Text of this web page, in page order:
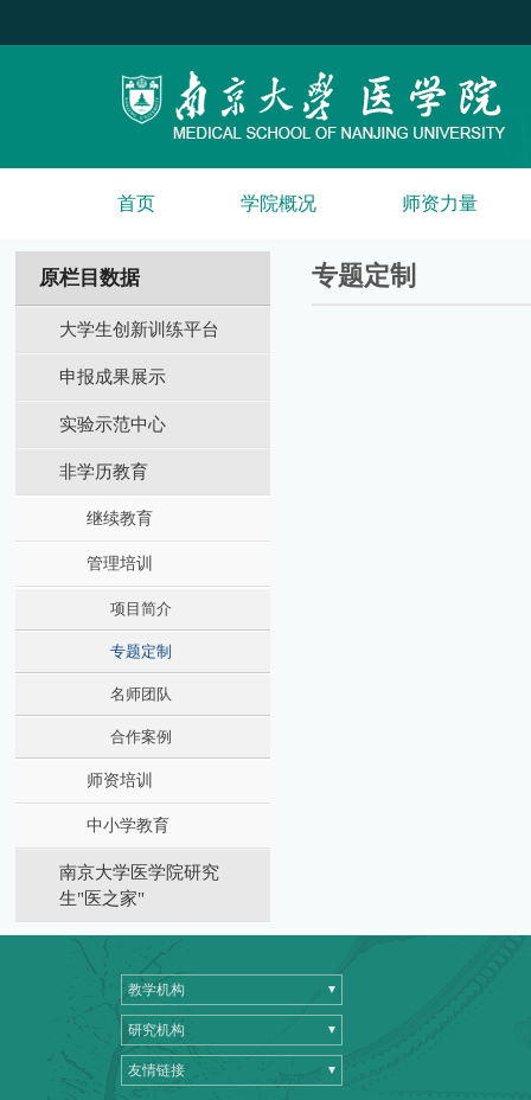
首页 学院概况 师资力量
原栏目数据
大学生创新训练平台
申报成果展示
实验示范中心
非学历教育
继续教育
管理培训
项目简介
专题定制
名师团队
合作案例
师资培训
中小学教育
南京大学医学院研究
生"医之家"
专题定制
教学机构
研究机构
友情链接